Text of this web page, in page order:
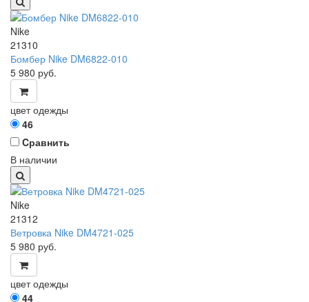
Nike
21310
Бомбер Nike DM6822-010
5 980 руб.
цвет одежды
46
Cравнить
В наличии
Nike
21312
Ветровка Nike DM4721-025
5 980 руб.
цвет одежды
44